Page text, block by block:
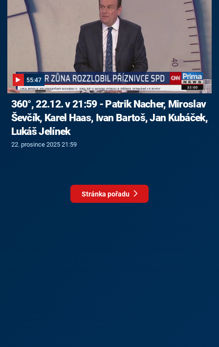
55:47
360°, 22.12. v 21:59 - Patrik Nacher, Miroslav
Ševčík, Karel Haas, Ivan Bartoš, Jan Kubáček,
Lukáš Jelínek
22. prosince 2025 21:59
Stránka pořadu